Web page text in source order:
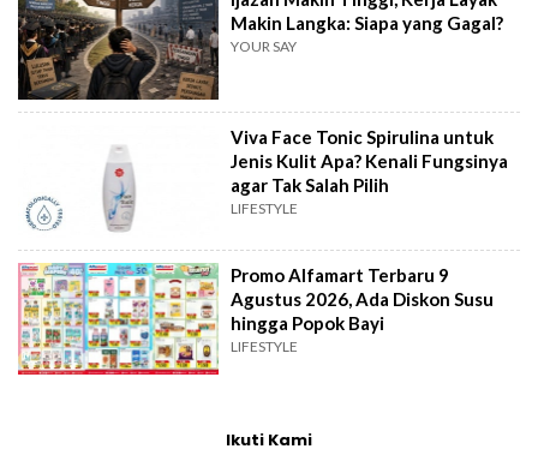
Makin Langka: Siapa yang Gagal?
YOUR SAY
Viva Face Tonic Spirulina untuk
Jenis Kulit Apa? Kenali Fungsinya
agar Tak Salah Pilih
LIFESTYLE
Promo Alfamart Terbaru 9
Agustus 2026, Ada Diskon Susu
hingga Popok Bayi
LIFESTYLE
Ikuti Kami